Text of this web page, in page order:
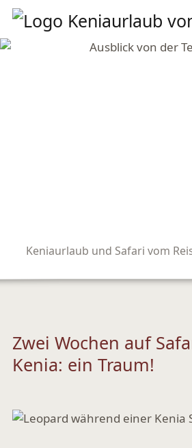
Keniaurlaub und Safari vom
Zwei Wochen auf
Kenia: ein Traum!